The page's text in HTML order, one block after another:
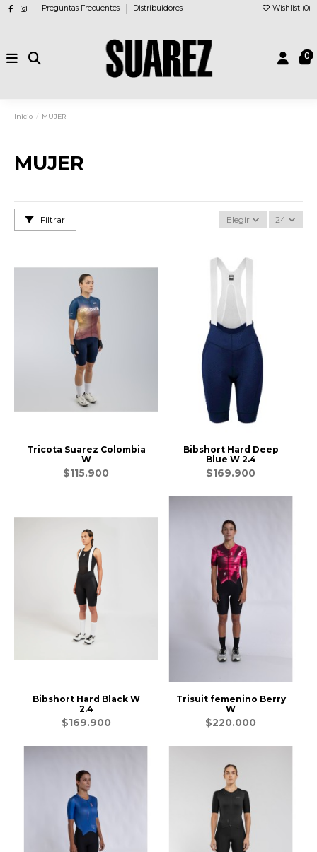
Preguntas Frecuentes Distribuidores Wishlist (0)
0
Inicio MUJER
MUJER
Filtrar Elegir 24
Tricota Suarez Colombia
W
$115.900
Bibshort Hard Deep
Blue W 2.4
$169.900
Bibshort Hard Black W
2.4
$169.900
Trisuit femenino Berry
W
$220.000